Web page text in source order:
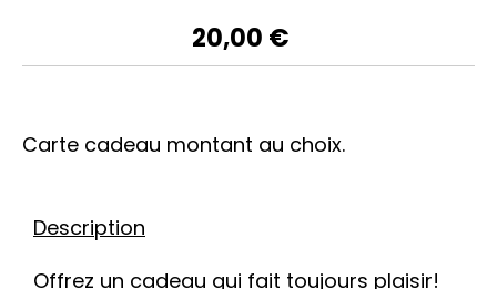
20,00 €
Carte cadeau montant au choix.
Description
Offrez un cadeau qui fait toujours plaisir!